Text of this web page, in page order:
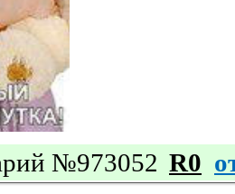
№973052 R0